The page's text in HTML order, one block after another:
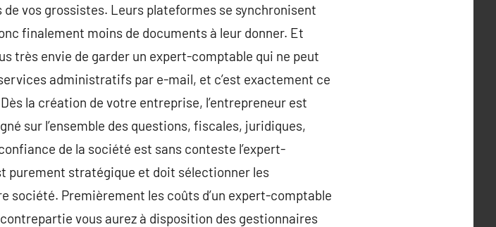
vos grossistes. Leurs plateformes se synchronisent
finalement moins de documents à leur donner. Et
très envie de garder un expert-comptable qui ne peut
administratifs par e-mail, et c’est exactement ce
la création de votre entreprise, l’entrepreneur est
sur l’ensemble des questions, fiscales, juridiques,
de la société est sans conteste l’expert-
purement stratégique et doit sélectionner les
Premièrement les coûts d’un expert-comptable
vous aurez à disposition des gestionnaires